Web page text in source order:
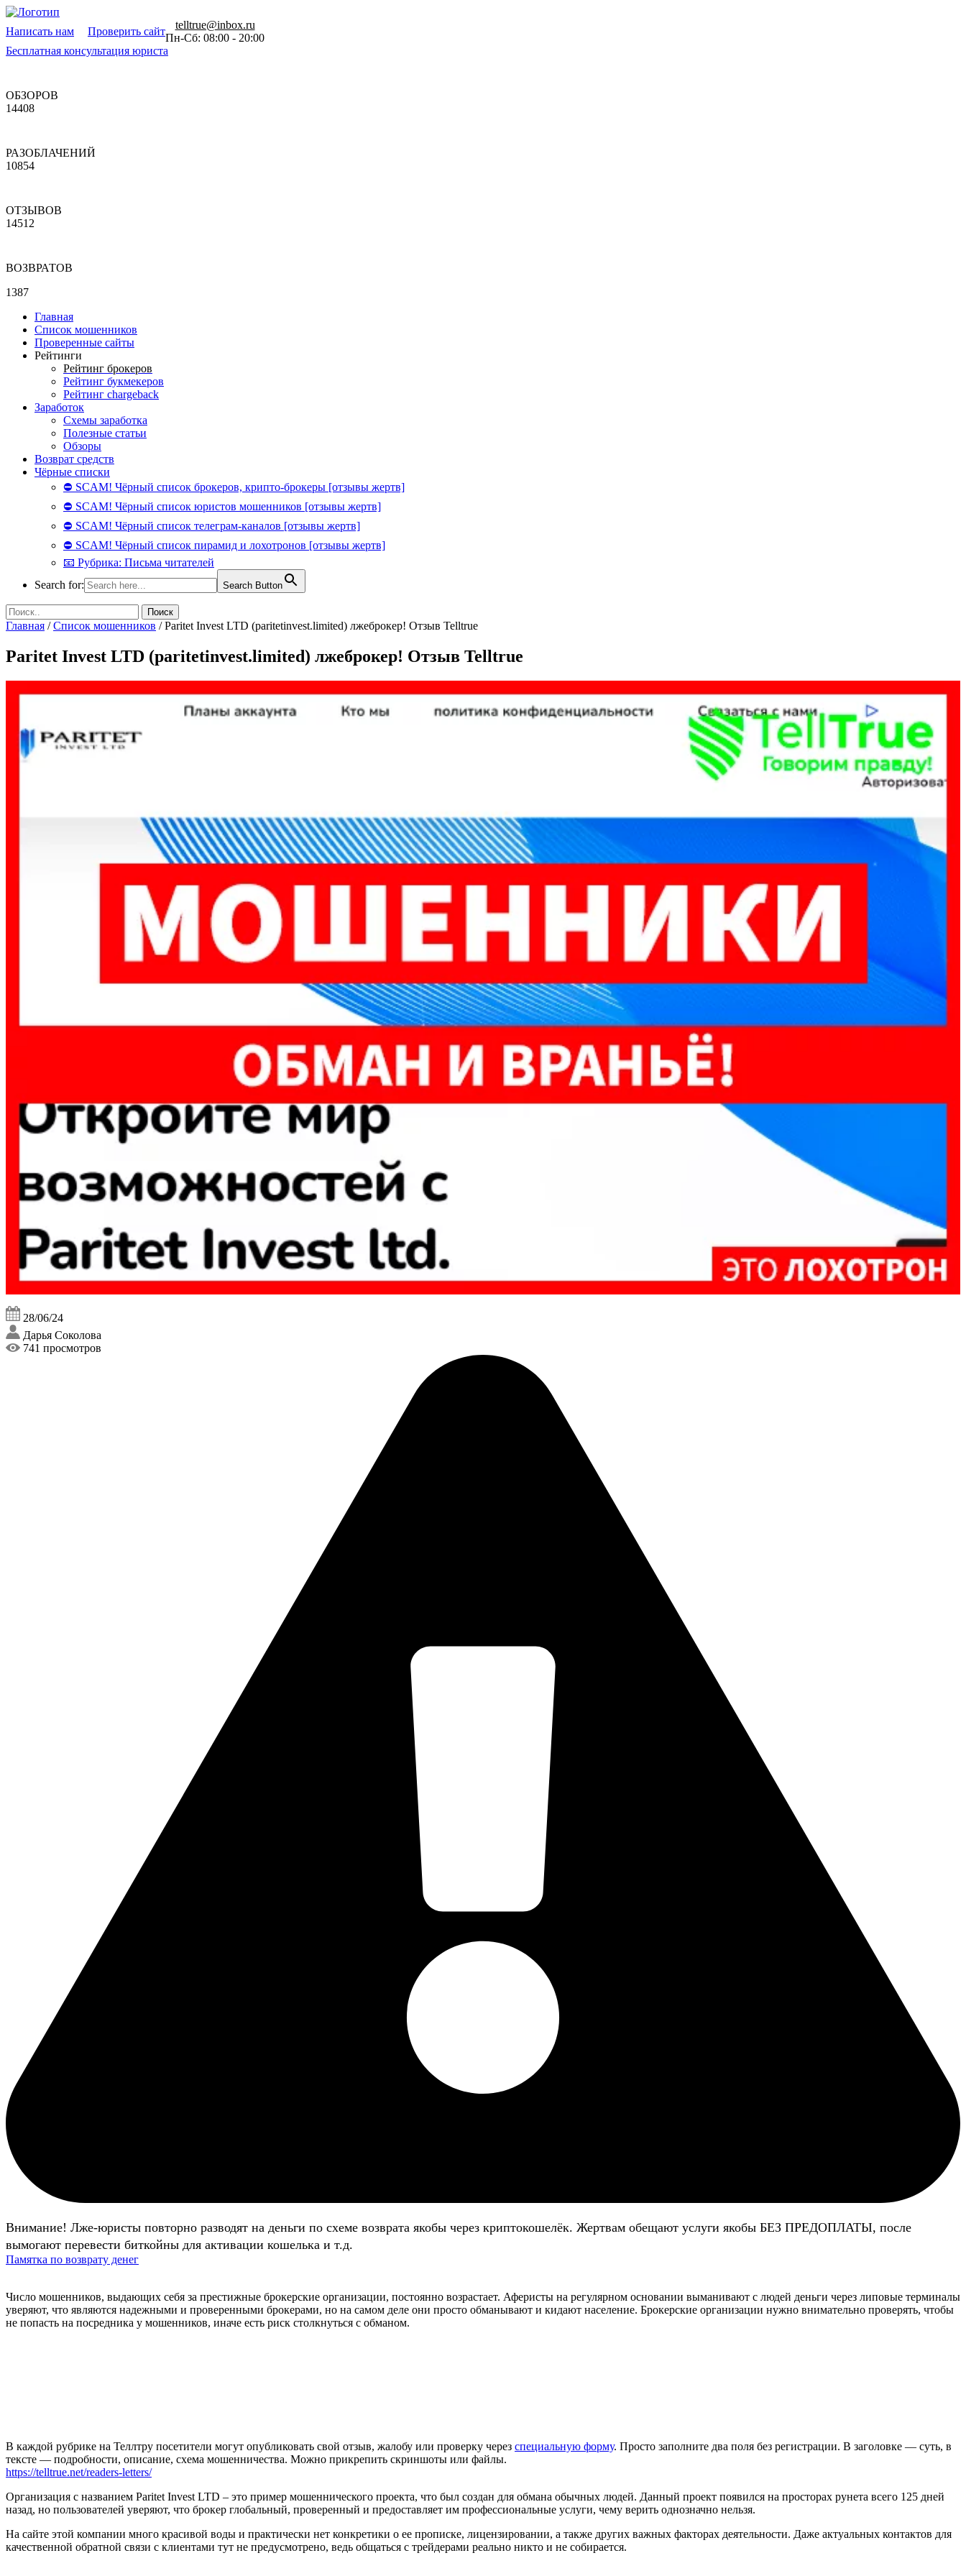
Написать нам Проверить сайт
telltrue@inbox.ru
Пн-Сб: 08:00 - 20:00
Бесплатная консультация юриста
ОБЗОРОВ
14408
РАЗОБЛАЧЕНИЙ
10854
ОТЗЫВОВ
14512
ВОЗВРАТОВ
1387
Главная
Список мошенников
Проверенные сайты
Рейтинги
Рейтинг брокеров
Рейтинг букмекеров
Рейтинг chargeback
Заработок
Схемы заработка
Полезные статьи
Обзоры
Возврат средств
Чёрные списки
⛔ SCAM! Чёрный список брокеров, крипто-брокеры [отзывы жертв]
⛔ SCAM! Чёрный список юристов мошенников [отзывы жертв]
⛔ SCAM! Чёрный список телеграм-каналов [отзывы жертв]
⛔ SCAM! Чёрный список пирамид и лохотронов [отзывы жертв]
📧 Рубрика: Письма читателей
Search for:
Search Button
Главная /Список мошенников /Paritet Invest LTD (paritetinvest.limited) лжеброкер! Отзыв Telltrue
Paritet Invest LTD (paritetinvest.limited) лжеброкер! Отзыв Telltrue
28/06/24
Дарья Соколова
741 просмотров
Внимание! Лже-юристы повторно разводят на деньги по схеме возврата якобы через криптокошелёк. Жертвам обещают услуги якобы БЕЗ ПРЕДОПЛАТЫ, после
вымогают перевести биткойны для активации кошелька и т.д.
Памятка по возврату денег
Число мошенников, выдающих себя за престижные брокерские организации, постоянно возрастает. Аферисты на регулярном основании выманивают с людей деньги через липовые терминалы
уверяют, что являются надежными и проверенными брокерами, но на самом деле они просто обманывают и кидают население. Брокерские организации нужно внимательно проверять, чтобы
не попасть на посредника у мошенников, иначе есть риск столкнуться с обманом.
В каждой рубрике на Теллтру посетители могут опубликовать свой отзыв, жалобу или проверку через специальную форму. Просто заполните два поля без регистрации. В заголовке — суть, в
тексте — подробности, описание, схема мошенничества. Можно прикрепить скриншоты или файлы.
https://telltrue.net/readers-letters/
Организация с названием Paritet Invest LTD – это пример мошеннического проекта, что был создан для обмана обычных людей. Данный проект появился на просторах рунета всего 125 дней
назад, но пользователей уверяют, что брокер глобальный, проверенный и предоставляет им профессиональные услуги, чему верить однозначно нельзя.
На сайте этой компании много красивой воды и практически нет конкретики о ее прописке, лицензировании, а также других важных факторах деятельности. Даже актуальных контактов для
качественной обратной связи с клиентами тут не предусмотрено, ведь общаться с трейдерами реально никто и не собирается.